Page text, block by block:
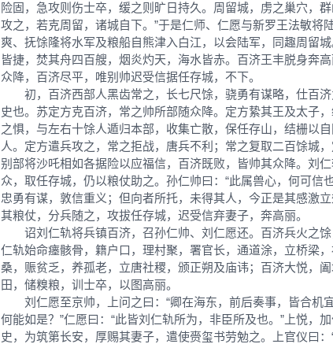
险固，急攻则伤士卒，缓之则旷日持久。周留城，虏之巢穴，
攻之，若克周留，诸城自下。”于是仁师、仁愿与新罗王法敏将
爽、抚馀隆将水军及粮船自熊津入白江，以会陆军，同趣周留
皆捷，焚其舟四百艘，烟炎灼天，海水皆赤。百济王丰脱身奔
众降，百济尽平，唯别帅迟受信据任存城，不下。
初，百济西部人黑齿常之，长七尺馀，骁勇有谋略，仕百济
史也。苏定方克百济，常之帅所部随众降。定方絷其王及太子
之惧，与左右十馀人遁归本部，收集亡散，保任存山，结栅以
人。定方遣兵攻之，常之拒战，唐兵不利；常之复取二百馀城
别部将沙吒相如各据险以应福信，百济既败，皆帅其众降。刘
众，取任存城，仍以粮仗助之。孙仁帅曰：“此属兽心，何可信
忠勇有谋，敦信重义；但向者所托，未得其人，今正是其感激
其粮仗，分兵随之，攻拔任存城，迟受信弃妻子，奔高丽。
诏刘仁轨将兵镇百济，召孙仁帅、刘仁愿还。百济兵火之馀
仁轨始命瘗骸骨，籍户口，理村聚，署官长，通道涂，立桥梁
桑，赈贫乏，养孤老，立唐社稷，颁正朔及庙讳；百济大悦，
田，储糗粮，训士卒，以图高丽。
刘仁愿至京帅，上问之曰：“卿在海东，前后奏事，皆合机宜
何能如是？”仁愿曰：“此皆刘仁轨所为，非臣所及也。”上悦，
史，为筑第长安，厚赐其妻子，遣使赍玺书劳勉之。上官仪曰